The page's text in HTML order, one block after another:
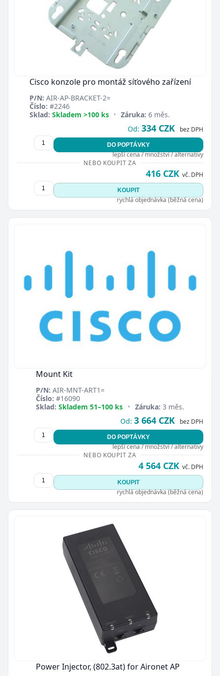
Cisco konzole pro montáž síťového zařízení
P/N: AIR-AP-BRACKET-2=
Číslo: #2246
Sklad: Skladem >100 ks • Záruka: 6 měs.
Od: 334 CZK bez DPH
DO POPTÁVKY
lepší cena / množství / alternativy
NEBO KOUPIT ZA
416 CZK vč. DPH
KOUPIT
rychlá objednávka (běžná cena)
Mount Kit
P/N: AIR-MNT-ART1=
Číslo: #16090
Sklad: Skladem 51–100 ks • Záruka: 3 měs.
Od: 3 664 CZK bez DPH
DO POPTÁVKY
lepší cena / množství / alternativy
NEBO KOUPIT ZA
4 564 CZK vč. DPH
KOUPIT
rychlá objednávka (běžná cena)
Power Injector, (802.3at) for Aironet AP